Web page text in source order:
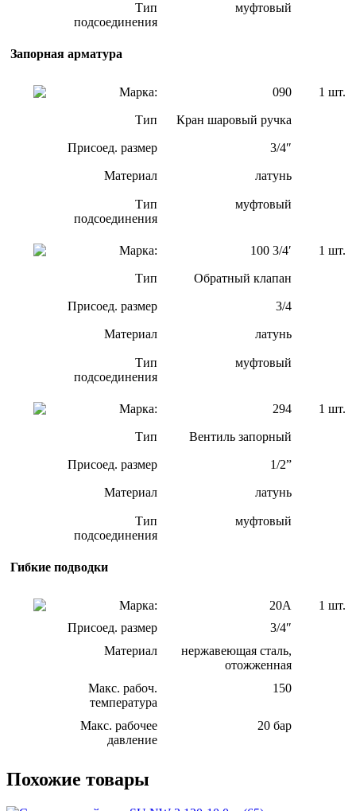
Тип
подсоединения
муфтовый
Запорная арматура
Марка: 090 1 шт.
Тип Кран шаровый ручка
Присоед. размер 3/4″
Материал латунь
Тип
подсоединения
муфтовый
Марка: 100 3/4′ 1 шт.
Тип Обратный клапан
Присоед. размер 3/4
Материал латунь
Тип
подсоединения
муфтовый
Марка: 294 1 шт.
Тип Вентиль запорный
Присоед. размер 1/2”
Материал латунь
Тип
подсоединения
муфтовый
Гибкие подводки
Марка: 20А
1 шт.
Присоед. размер
3/4″
Материал
нержавеющая сталь,
отожженная
Макс. рабоч.
температура
150
Макс. рабочее
давление
20 бар
Похожие товары